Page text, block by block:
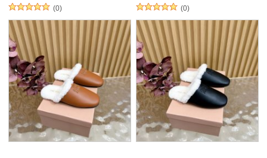
(0) (0)